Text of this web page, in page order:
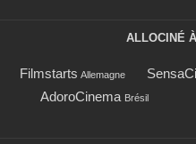
ALLOCINÉ
Filmstarts Allemagne
AdoroCinema Brésil